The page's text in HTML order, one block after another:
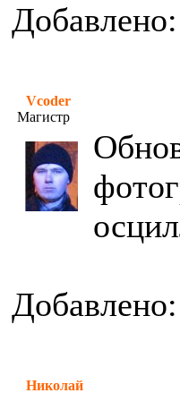
Vcoder
Магистр
Николай